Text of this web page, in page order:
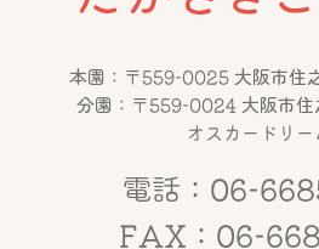
本園：〒559-0025 大阪市住
分園：〒559-0024 大阪市住
オスカードリ
電話：06-
FAX：06-